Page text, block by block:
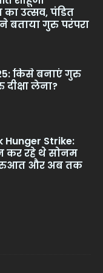
का उत्सव, पंडित
बताया गुरु परंपरा
किसे बनाएं गुरु
लेना?
Hunger Strike:
रहे थे सोनम
और अब तक